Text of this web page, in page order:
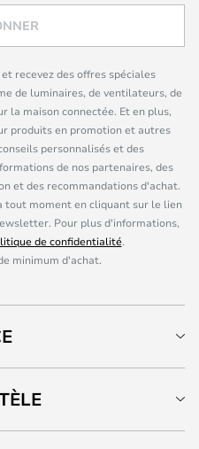
recevez des offres spéciales
de luminaires, de ventilateurs, de
la maison connectée. Et en plus,
produits en promotion et autres
personnalisés et des
de nos partenaires, des
et des recommandations d'achat.
tout moment en cliquant sur le lien
Pour plus d'informations,
de confidentialité.
minimum d'achat.